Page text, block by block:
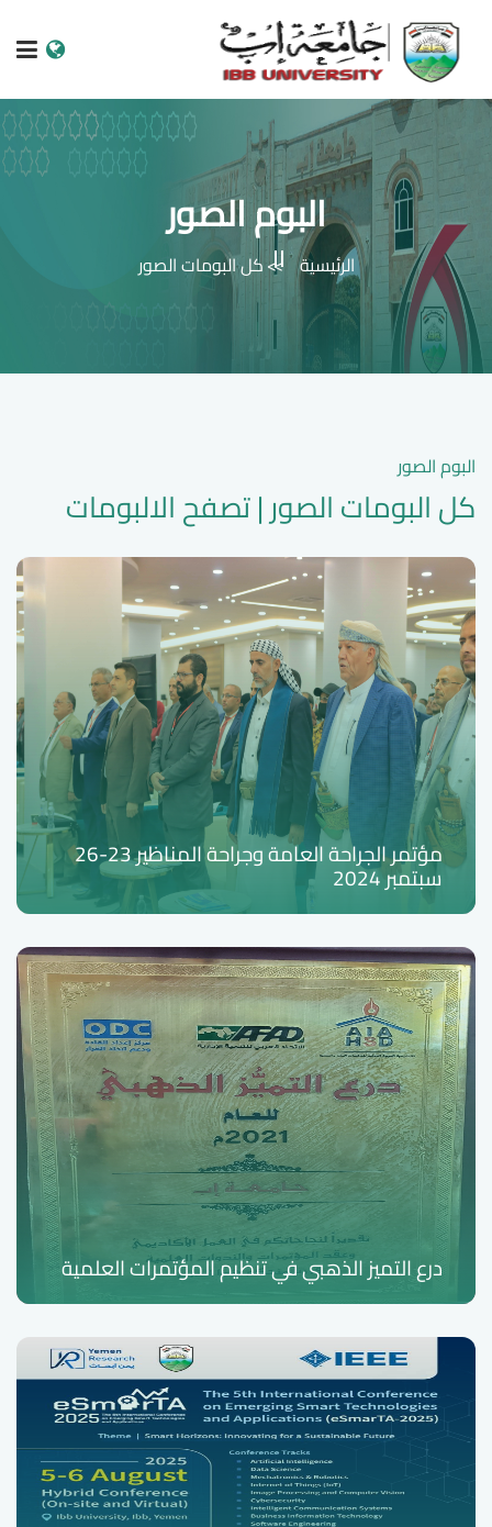
الرئيسية
عن الجامعة
البرامج الاكاديمية
خدمات الطالب
الكليات والمراكز
البحث العلمي
البوم الصور
الرئيسية كل البومات الصور
البوم الصور
كل البومات الصور | تصفح الالبومات
مؤتمر الجراحة العامة وجراحة المناظير 23-26
سبتمبر 2024
درع التميز الذهبي في تنظيم المؤتمرات العلمية